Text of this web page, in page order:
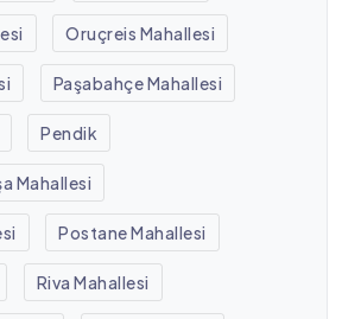
Oruçreis Mahallesi
Paşabahçe Mahallesi
Pendik
Mahallesi
Postane Mahallesi
Riva Mahallesi